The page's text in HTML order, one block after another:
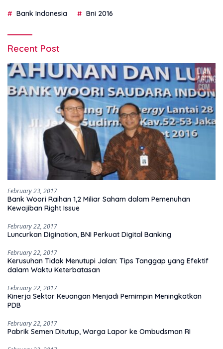
Bank Indonesia Bni 2016
Recent Post
February 23, 2017
Bank Woori Raihan 1,2 Miliar Saham dalam Pemenuhan
Kewajiban Right Issue
February 22, 2017
Luncurkan Digination, BNI Perkuat Digital Banking
February 22, 2017
Kerusuhan Tidak Menutupi Jalan: Tips Tanggap yang Efektif
dalam Waktu Keterbatasan
February 22, 2017
Kinerja Sektor Keuangan Menjadi Pemimpin Meningkatkan
PDB
February 22, 2017
Pabrik Semen Ditutup, Warga Lapor ke Ombudsman RI